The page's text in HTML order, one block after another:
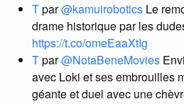
Tpar@kamuirobotics Le
drame historique par les
https://t.co/omeEaaXtIg
Tpar@NotaBeneMovies
avec Loki et ses embrouilles
géante et duel avec une